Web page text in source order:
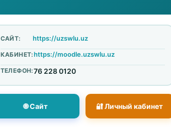
САЙТ: https://uzswlu.uz
КАБИНЕТ:https://moodle.uzswlu.uz
ТЕЛЕФОН:76 228 0120
🌐 Сайт 🔐 Личный кабинет